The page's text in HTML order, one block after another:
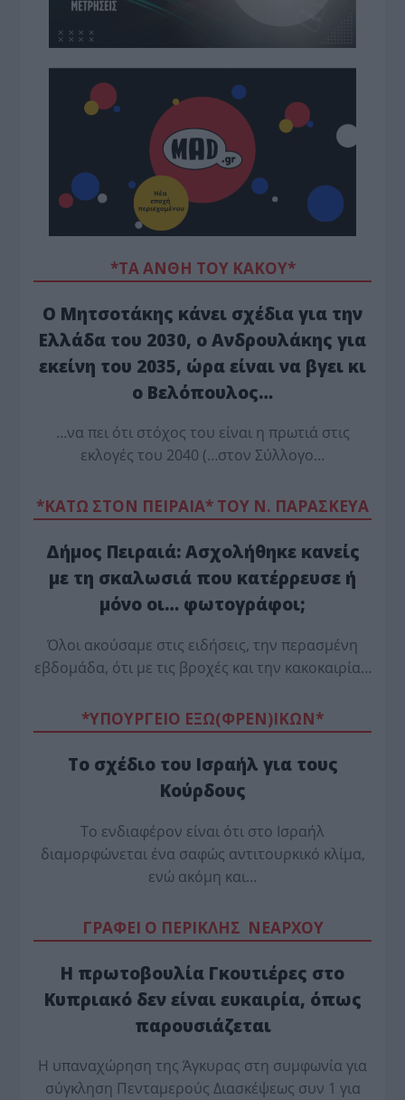
*ΤΑ ΆΝΘΗ ΤΟΥ ΚΑΚΟΎ*
Ο Μητσοτάκης κάνει σχέδια για την
Ελλάδα του 2030, ο Ανδρουλάκης για
εκείνη του 2035, ώρα είναι να βγει κι
ο Βελόπουλος…
…να πει ότι στόχος του είναι η πρωτιά στις
εκλογές του 2040 (…στον Σύλλογο…
*ΚΑΤΩ ΣΤΟΝ ΠΕΙΡΑΙΑ* ΤΟΥ Ν. ΠΑΡΑΣΚΕΥΑ
Δήμος Πειραιά: Ασχολήθηκε κανείς
με τη σκαλωσιά που κατέρρευσε ή
μόνο οι… φωτογράφοι;
Όλοι ακούσαμε στις ειδήσεις, την περασμένη
εβδομάδα, ότι με τις βροχές και την κακοκαιρία…
*ΥΠΟΥΡΓΕΙΟ ΕΞΩ(ΦΡΕΝ)ΙΚΩΝ*
Το σχέδιο του Ισραήλ για τους
Κούρδους
Το ενδιαφέρον είναι ότι στο Ισραήλ
διαμορφώνεται ένα σαφώς αντιτουρκικό κλίμα,
ενώ ακόμη και…
ΓΡΑΦΕΙ Ο ΠΕΡΙΚΛΗΣ ΝΕΑΡΧΟΥ
Η πρωτοβουλία Γκουτιέρες στο
Κυπριακό δεν είναι ευκαιρία, όπως
παρουσιάζεται
Η υπαναχώρηση της Άγκυρας στη συμφωνία για
σύγκληση Πενταμερούς Διασκέψεως συν 1 για